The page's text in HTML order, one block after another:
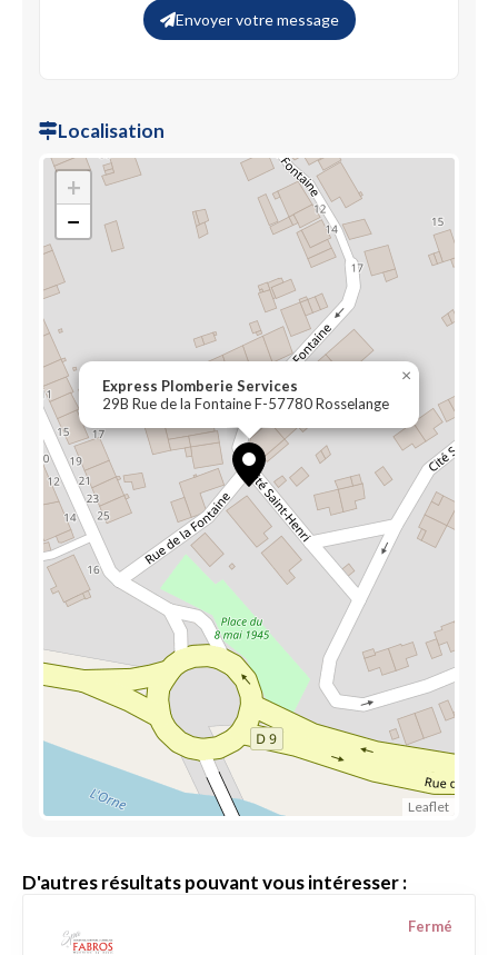
Envoyer votre message
Localisation
Express Plomberie Services
29B Rue de la Fontaine F-57780 Rosselange
×
+
−
Leaflet
D'autres résultats pouvant vous intéresser :
Fermé